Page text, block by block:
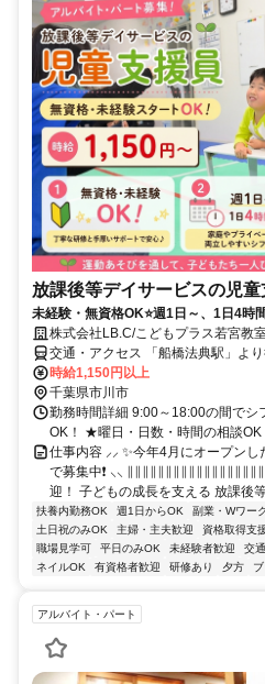
放課後等デイサービスの児童
未経験・無資格OK⭐週1日～、1日4時
株式会社LB.C/こどもプラス若宮教
交通・アクセス 「船橋法典駅」よ
時給1,150円以上
千葉県市川市
勤務時間詳細 9:00～18:00の間で
OK！ ★曜日・日数・時間の相談OK
仕事内容 ⸝⸝ ✨今年4月にオープン
で募集中❗ ⸜⸜
迎！ 子どもの成長を支える 放課後
扶養内勤務OK 週1日からOK 副業・Wワー
土日祝のみOK
主婦・主夫歓迎 資格取得支
職場見学可
平日のみOK 未経験者歓迎 交
ネイルOK
有資格者歓迎 研修あり 夕方
アルバイト・パート